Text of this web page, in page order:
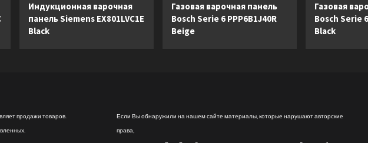
Индукционная варочная
панель Siemens EX801LVC1E
Black
Газовая варочная панель
Bosch Serie 6 PPP6B1J40R
Beige
Газовая
Bosch Serie
Black
продажи товаров.
Если Вы обнаружили на нашем сайте материалы, которые нарушают авторские
права,